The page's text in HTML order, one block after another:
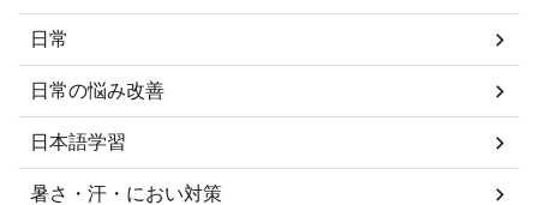
日常
日常の悩み改善
日本語学習
暑さ・汗・におい対策